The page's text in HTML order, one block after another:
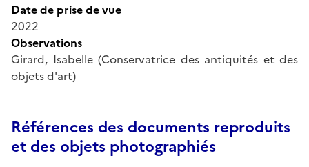
Date de prise de vue
2022
Observations
Girard, Isabelle (Conservatrice des antiquités et des
objets d'art)
Références des documents reproduits
et des objets photographiés